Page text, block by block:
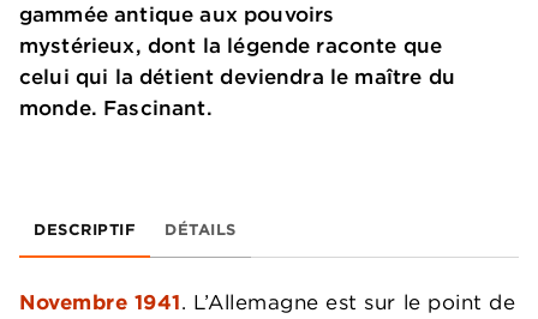
gammée antique aux pouvoirs
mystérieux, dont la légende raconte que
celui qui la détient deviendra le maître du
monde. Fascinant.
DESCRIPTIF DÉTAILS
Novembre 1941. L’Allemagne est sur le point de